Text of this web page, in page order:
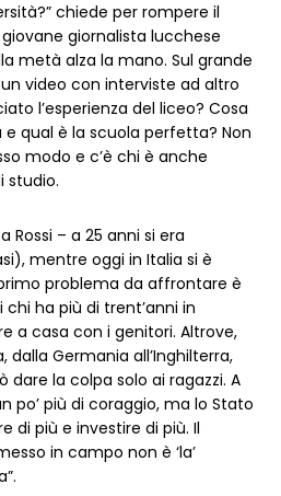
chiede per rompere il
giornalista lucchese
metà alza la mano. Sul grande
video con interviste ad altro
l’esperienza del liceo? Cosa
qual è la scuola perfetta? Non
modo e c’è chi è anche
studio.
Rossi – a 25 anni si era
mentre oggi in Italia si è
problema da affrontare è
ha più di trent’anni in
a casa con i genitori. Altrove,
dalla Germania all’Inghilterra,
dare la colpa solo ai ragazzi. A
po’ più di coraggio, ma lo Stato
di più e investire di più. Il
in campo non è ‘la’